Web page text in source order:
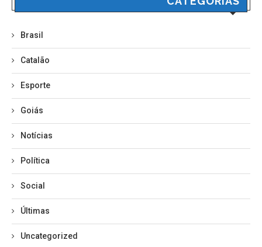
Brasil
Catalão
Esporte
Goiás
Notícias
Política
Social
Últimas
Uncategorized